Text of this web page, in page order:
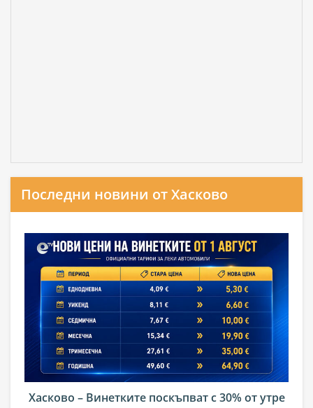
Последни новини от Хасково
Хасково – Винетките поскъпват с 30% от утре